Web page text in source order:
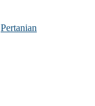
Pertanian